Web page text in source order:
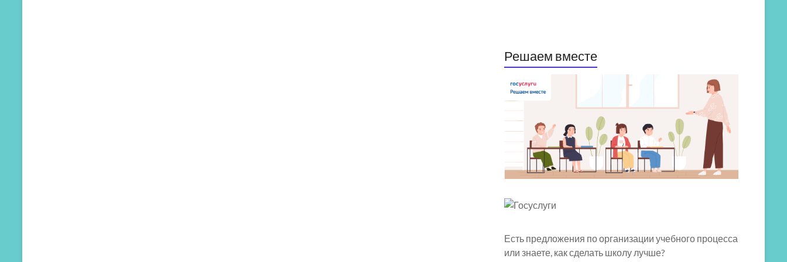
Решаем вместе
Есть предложения по организации учебного процесса
или знаете, как сделать школу лучше?